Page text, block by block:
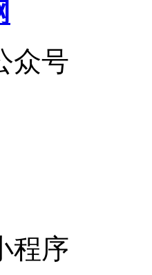
众号
程序